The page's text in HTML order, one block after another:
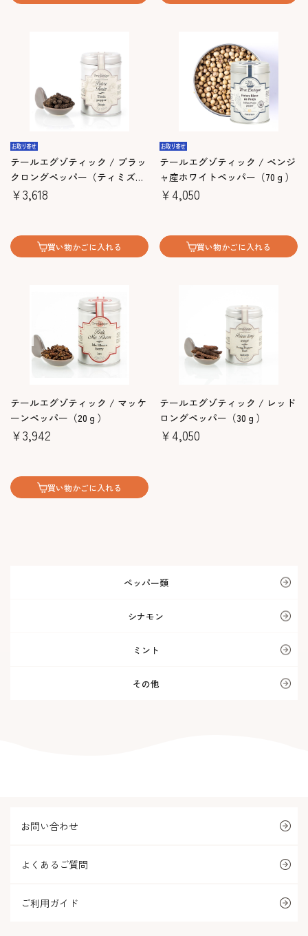
テールエグゾティック / ブラッ
クロングペッパー（ティミズペ
ッパー）（35ｇ）
￥3,618
買い物かごに入れる
テールエグゾティック / ペンジ
ャ産ホワイトペッパー（70ｇ）
￥4,050
買い物かごに入れる
テールエグゾティック / マッケ
ーンペッパー（20ｇ）
￥3,942
買い物かごに入れる
テールエグゾティック / レッド
ロングペッパー（30ｇ）
￥4,050
ペッパー類
シナモン
ミント
その他
お問い合わせ
よくあるご質問
ご利用ガイド